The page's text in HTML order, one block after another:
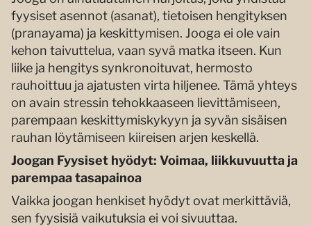
fyysiset asennot (asanat), tietoisen hengityksen
(pranayama) ja keskittymisen. Jooga ei ole vain
kehon taivuttelua, vaan syvä matka itseen. Kun
liike ja hengitys synkronoituvat, hermosto
rauhoittuu ja ajatusten virta hiljenee. Tämä yhteys
on avain stressin tehokkaaseen lievittämiseen,
parempaan keskittymiskykyyn ja syvän sisäisen
rauhan löytämiseen kiireisen arjen keskellä.
Joogan Fyysiset hyödyt: Voimaa, liikkuvuutta ja
parempaa tasapainoa
Vaikka joogan henkiset hyödyt ovat merkittäviä,
sen fyysisiä vaikutuksia ei voi sivuuttaa.